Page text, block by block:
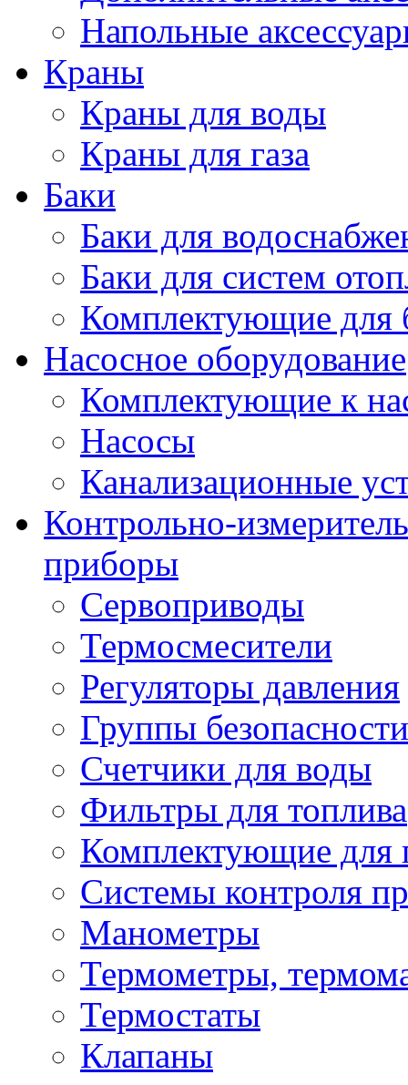
Напольные
Краны
Краны для воды
Краны для газа
Баки
Баки для
Баки для систем
Комплектующие для
Насосное оборудование
Комплектующие к
Насосы
Канализационные
Контрольно-
приборы
Сервоприводы
Термосмесители
Регуляторы давления
Группы безопасности
Счетчики для воды
Фильтры для топлива
Комплектующие для
Системы контроля
Манометры
Термометры,
Термостаты
Клапаны